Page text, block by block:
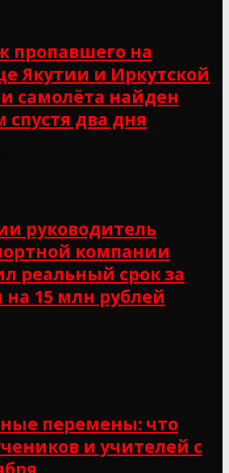
пропавшего на
Якутии и Иркутской
самолёта найден
два дня
руководитель
компании
реальный срок за
на 15 млн рублей
перемены: что
и учителей с